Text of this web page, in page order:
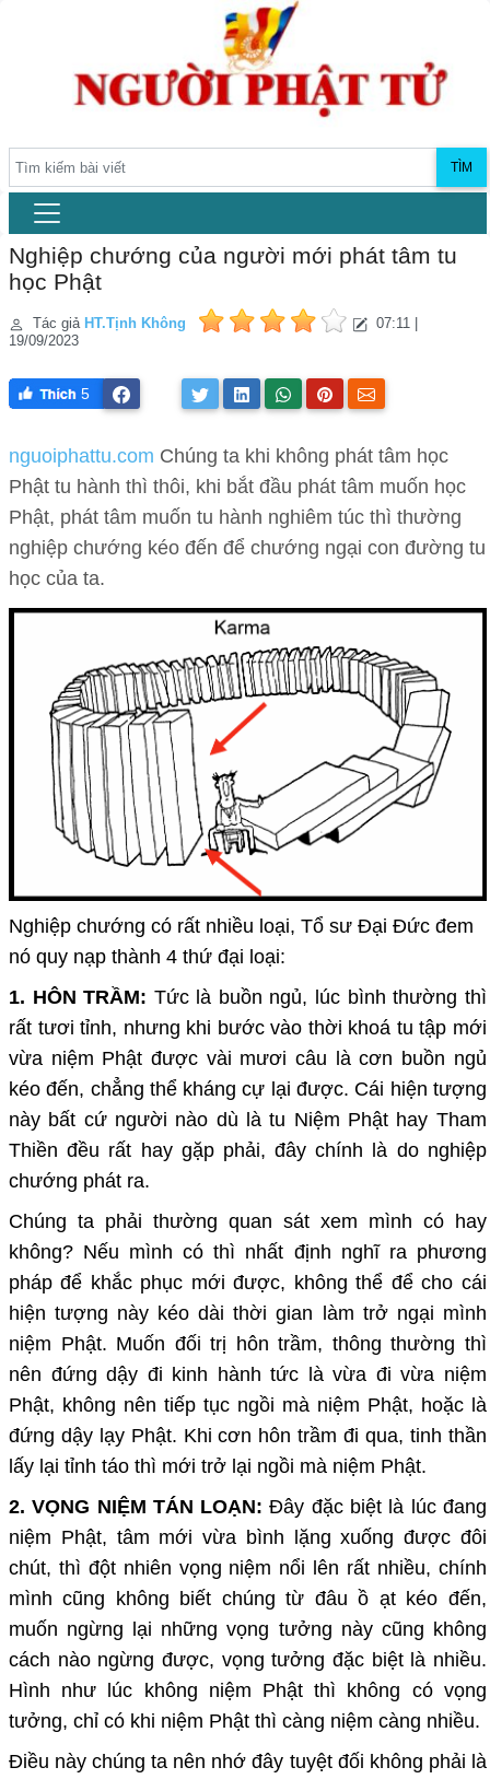
TÌM
Nghiệp chướng của người mới phát tâm tu
học Phật
Tác giả HT.Tịnh Không
07:11 |
19/09/2023
5
nguoiphattu.com Chúng ta khi không phát tâm học
Phật tu hành thì thôi, khi bắt đầu phát tâm muốn học
Phật, phát tâm muốn tu hành nghiêm túc thì thường
nghiệp chướng kéo đến để chướng ngại con đường tu
học của ta.
Nghiệp chướng có rất nhiều loại, Tổ sư Đại Đức đem
nó quy nạp thành 4 thứ đại loại:
1. HÔN TRẦM: Tức là buồn ngủ, lúc bình thường thì
rất tươi tỉnh, nhưng khi bước vào thời khoá tu tập mới
vừa niệm Phật được vài mươi câu là cơn buồn ngủ
kéo đến, chẳng thể kháng cự lại được. Cái hiện tượng
này bất cứ người nào dù là tu Niệm Phật hay Tham
Thiền đều rất hay gặp phải, đây chính là do nghiệp
chướng phát ra.
Chúng ta phải thường quan sát xem mình có hay
không? Nếu mình có thì nhất định nghĩ ra phương
pháp để khắc phục mới được, không thể để cho cái
hiện tượng này kéo dài thời gian làm trở ngại mình
niệm Phật. Muốn đối trị hôn trầm, thông thường thì
nên đứng dậy đi kinh hành tức là vừa đi vừa niệm
Phật, không nên tiếp tục ngồi mà niệm Phật, hoặc là
đứng dậy lạy Phật. Khi cơn hôn trầm đi qua, tinh thần
lấy lại tỉnh táo thì mới trở lại ngồi mà niệm Phật.
2. VỌNG NIỆM TÁN LOẠN:Đây đặc biệt là lúc đang
niệm Phật, tâm mới vừa bình lặng xuống được đôi
chút, thì đột nhiên vọng niệm nổi lên rất nhiều, chính
mình cũng không biết chúng từ đâu ồ ạt kéo đến,
muốn ngừng lại những vọng tưởng này cũng không
cách nào ngừng được, vọng tưởng đặc biệt là nhiều.
Hình như lúc không niệm Phật thì không có vọng
tưởng, chỉ có khi niệm Phật thì càng niệm càng nhiều.
Điều này chúng ta nên nhớ đây tuyệt đối không phải là